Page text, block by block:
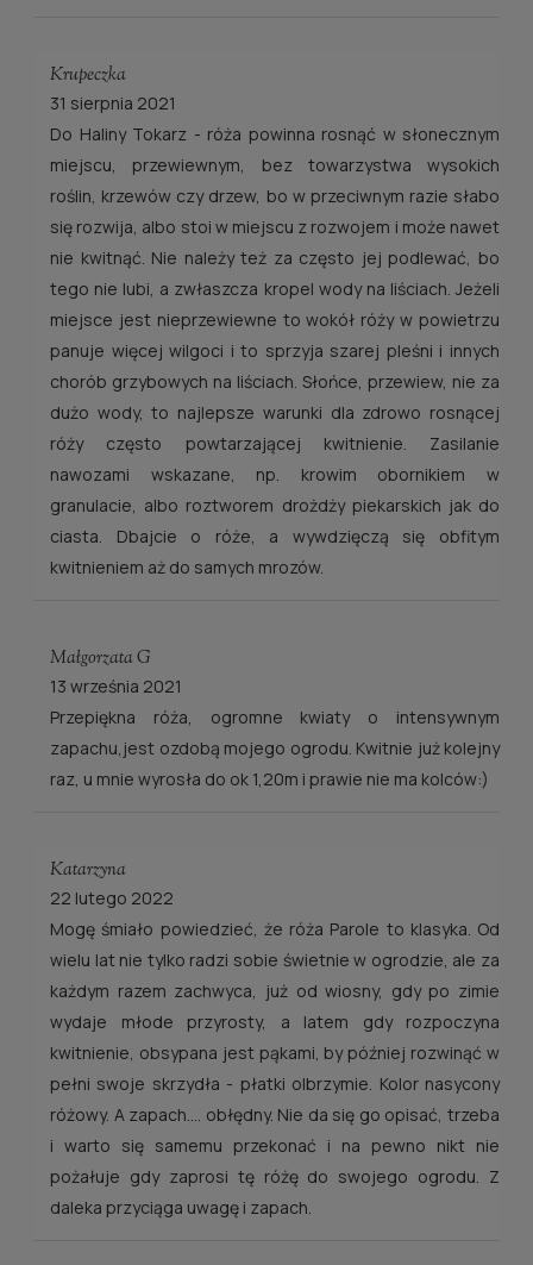
Krupeczka
31 sierpnia 2021
Do Haliny Tokarz - róża powinna rosnąć w słonecznym
miejscu, przewiewnym, bez towarzystwa wysokich
roślin, krzewów czy drzew, bo w przeciwnym razie słabo
się rozwija, albo stoi w miejscu z rozwojem i może nawet
nie kwitnąć. Nie należy też za często jej podlewać, bo
tego nie lubi, a zwłaszcza kropel wody na liściach. Jeżeli
miejsce jest nieprzewiewne to wokół róży w powietrzu
panuje więcej wilgoci i to sprzyja szarej pleśni i innych
chorób grzybowych na liściach. Słońce, przewiew, nie za
dużo wody, to najlepsze warunki dla zdrowo rosnącej
róży często powtarzającej kwitnienie. Zasilanie
nawozami wskazane, np. krowim obornikiem w
granulacie, albo roztworem drożdży piekarskich jak do
ciasta. Dbajcie o róże, a wywdzięczą się obfitym
kwitnieniem aż do samych mrozów.
Małgorzata G
13 września 2021
Przepiękna róża, ogromne kwiaty o intensywnym
zapachu,jest ozdobą mojego ogrodu. Kwitnie już kolejny
raz, u mnie wyrosła do ok 1,20m i prawie nie ma kolców:)
Katarzyna
22 lutego 2022
Mogę śmiało powiedzieć, że róża Parole to klasyka. Od
wielu lat nie tylko radzi sobie świetnie w ogrodzie, ale za
każdym razem zachwyca, już od wiosny, gdy po zimie
wydaje młode przyrosty, a latem gdy rozpoczyna
kwitnienie, obsypana jest pąkami, by później rozwinąć w
pełni swoje skrzydła - płatki olbrzymie. Kolor nasycony
różowy. A zapach.... obłędny. Nie da się go opisać, trzeba
i warto się samemu przekonać i na pewno nikt nie
pożałuje gdy zaprosi tę różę do swojego ogrodu. Z
daleka przyciąga uwagę i zapach.